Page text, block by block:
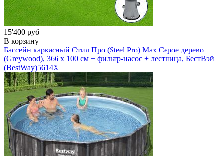
15'400 руб
В корзину
Бассейн каркасный Стил Про (Steel Pro) Мах Серое дерево
(Greywood), 366 х 100 см + фильтр-насос + лестница, БестВэй
(BestWay)5614X